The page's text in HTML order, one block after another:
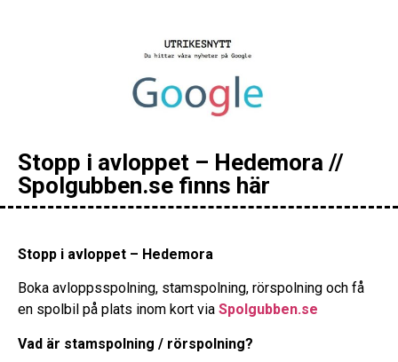
Stopp i avloppet – Hedemora //
Spolgubben.se finns här
Stopp i avloppet – Hedemora
Boka avloppsspolning, stamspolning, rörspolning och få
en spolbil på plats inom kort via Spolgubben.se
Vad är stamspolning / rörspolning?